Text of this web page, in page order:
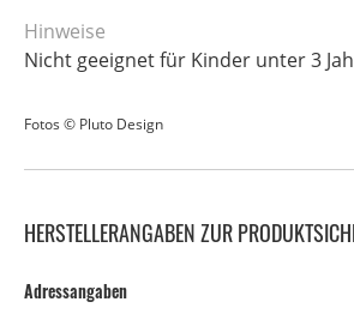
Hinweise
Nicht geeignet für Kinder unter 3
Fotos © Pluto Design
HERSTELLERANGABEN ZUR
Adressangaben